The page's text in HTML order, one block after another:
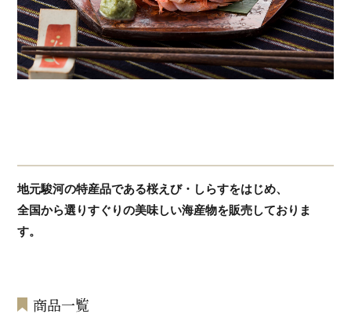
地元駿河の特産品である桜えび・しらすをはじめ、
全国から選りすぐりの美味しい海産物を販売しておりま
す。
商品一覧